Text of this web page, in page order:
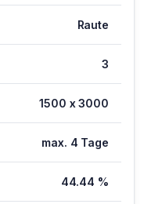
Raute
3
1500 x 3000
max. 4 Tage
44.44 %